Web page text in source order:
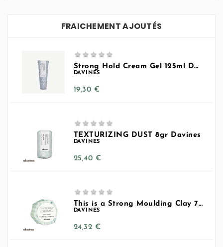
FRAICHEMENT AJOUTÉS
    
Strong Hold Cream Gel 125ml Davines
DAVINES
19,30 €
    
TEXTURIZING DUST 8gr Davines
DAVINES
25,40 €Prix
    
This is a Strong Moulding Clay 75ml
DAVINES
24,32 €Prix